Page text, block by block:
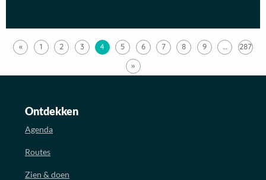
« 1 2 3 4 5 6 7 8 9 …
287
»
Ontdekken
Agenda
Routes
Zien & doen